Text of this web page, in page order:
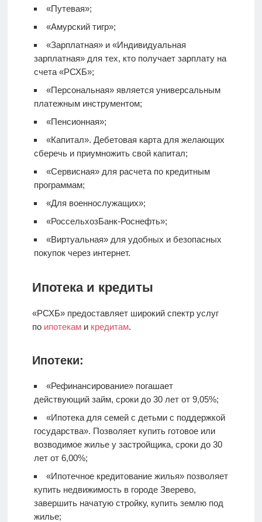
«Путевая»;
«Амурский тигр»;
«Зарплатная» и «Индивидуальная
зарплатная» для тех, кто получает зарплату на
счета «РСХБ»;
«Персональная» является универсальным
платежным инструментом;
«Пенсионная»;
«Капитал». Дебетовая картадля желающих
сберечь и приумножить свой капитал;
«Сервисная» для расчета по кредитным
программам;
«Для военнослужащих»;
«РоссельхозБанк-Роснефть»;
«Виртуальная» для удобных и безопасных
покупок через интернет.
Ипотека и кредиты
«РСХБ» предоставляет широкий спектр услуг
по ипотеками кредитам.
Ипотеки:
«Рефинансирование» погашает
действующий займ, сроки до 30 лет от 9,05%;
«Ипотека для семей с детьми с поддержкой
государства». Позволяет купить готовое или
возводимое жилье у застройщика, сроки до 30
лет от 6,00%;
«Ипотечное кредитование жилья» позволяет
купить недвижимость в городе Зверево,
завершить начатую стройку, купить землю под
жилье;